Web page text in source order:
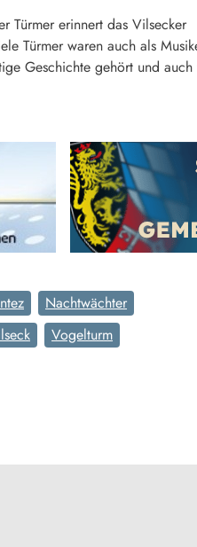
Türmer erinnert das Vilsecker
Türmer waren auch als
Geschichte gehört und auch
Nachtwächter
Vogelturm